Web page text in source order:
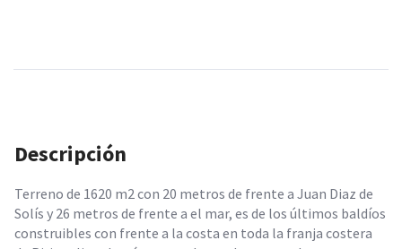
Descripción
Terreno de 1620 m2 con 20 metros de frente a Juan Diaz de
Solís y 26 metros de frente a el mar, es de los últimos baldíos
construibles con frente a la costa en toda la franja costera